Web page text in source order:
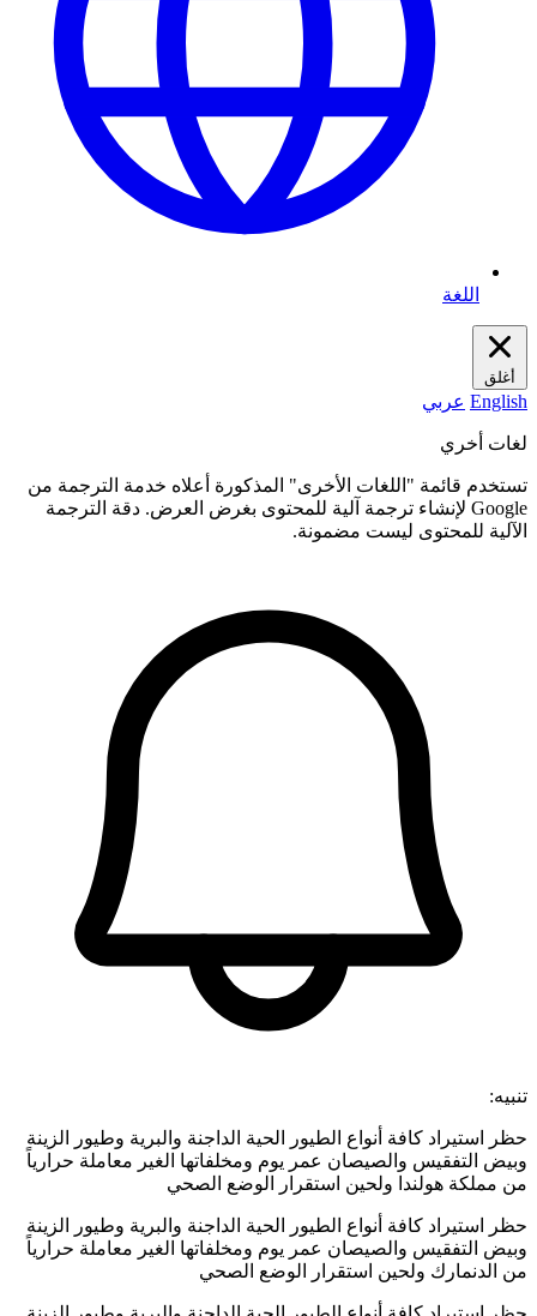
اللغة
أغلق
English عربي
لغات أخري
تستخدم قائمة "اللغات الأخرى" المذكورة أعلاه خدمة الترجمة من
Google لإنشاء ترجمة آلية للمحتوى بغرض العرض. دقة الترجمة
الآلية للمحتوى ليست مضمونة.
تنبيه:
حظر استيراد كافة أنواع الطيور الحية الداجنة والبرية وطيور الزينة
وبيض التفقيس والصيصان عمر يوم ومخلفاتها الغير معاملة حرارياً
من مملكة هولندا ولحين استقرار الوضع الصحي
حظر استيراد كافة أنواع الطيور الحية الداجنة والبرية وطيور الزينة
وبيض التفقيس والصيصان عمر يوم ومخلفاتها الغير معاملة حرارياً
من الدنمارك ولحين استقرار الوضع الصحي